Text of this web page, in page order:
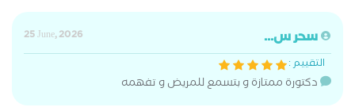
سحر س...
25 June, 2026
التقييم :
دكتورة ممتازة و بتسمع للمريض و تفهمه